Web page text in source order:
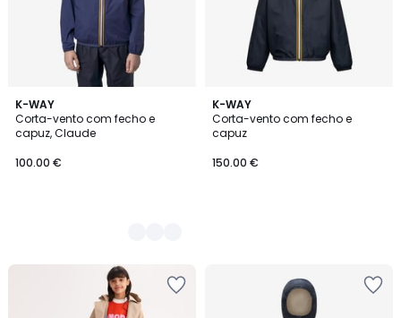
K-WAY
Corta-vento com fecho e
capuz, Claude
100.00 €
5
Cores
K-WAY
Corta-vento com fecho e
capuz
150.00 €